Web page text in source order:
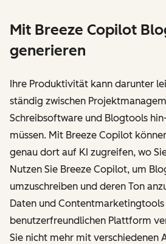
Mit Breeze Copilot
generieren
Ihre Produktivität kann darunter
ständig zwischen
Schreibsoftware und Blogtools
müssen. Mit Breeze Copilot
genau dort auf KI zugreifen, wo
Nutzen Sie Breeze Copilot, um
umzuschreiben und deren Ton
Daten und Contentmarketingtools
benutzerfreundlichen Plattform
Sie nicht mehr mit verschiedenen